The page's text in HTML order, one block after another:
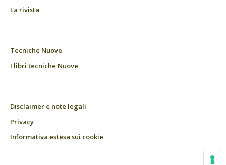
La rivista
Tecniche Nuove
I libri tecniche Nuove
Disclaimer e note legali
Privacy
Informativa estesa sui cookie